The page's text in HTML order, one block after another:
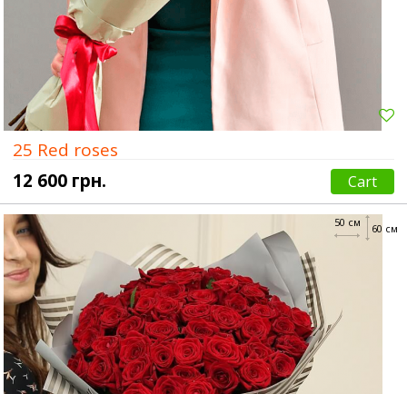
25 Red roses
12 600 грн.
Cart
60 см
50 см